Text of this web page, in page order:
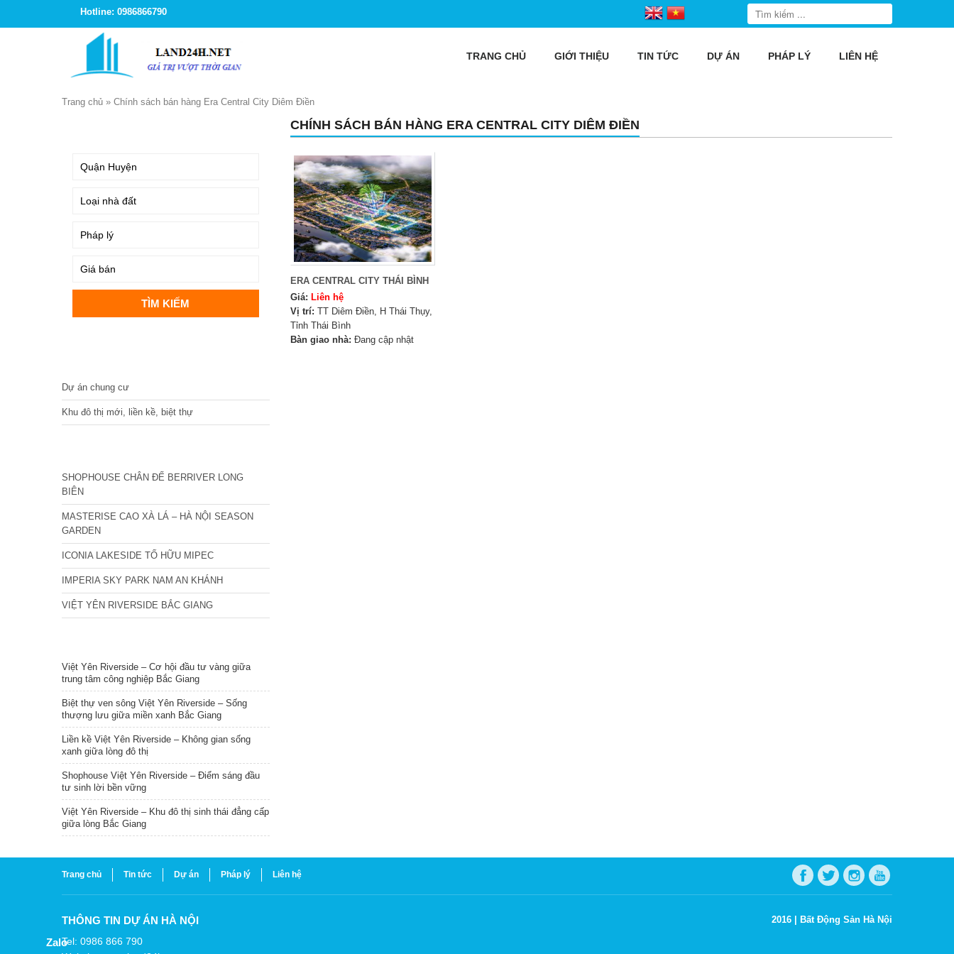
Hotline: 0986866790
TRANG CHỦ GIỚI THIỆU TIN TỨC DỰ ÁN PHÁP LÝ LIÊN HỆ
Trang chủ » Chính sách bán hàng Era Central City Diêm Điền
CHÍNH SÁCH BÁN HÀNG ERA CENTRAL CITY DIÊM ĐIỀN
ERA CENTRAL CITY THÁI BÌNH
Giá: Liên hệ
Vị trí: TT Diêm Điền, H Thái Thụy,
Tỉnh Thái Bình
Bàn giao nhà: Đang cập nhật
Dự án chung cư
Khu đô thị mới, liền kề, biệt thự
SHOPHOUSE CHÂN ĐẾ BERRIVER LONG
BIÊN
MASTERISE CAO XÀ LÁ – HÀ NỘI SEASON
GARDEN
ICONIA LAKESIDE TỐ HỮU MIPEC
IMPERIA SKY PARK NAM AN KHÁNH
VIỆT YÊN RIVERSIDE BẮC GIANG
Việt Yên Riverside – Cơ hội đầu tư vàng giữa
trung tâm công nghiệp Bắc Giang
Biệt thự ven sông Việt Yên Riverside – Sống
thượng lưu giữa miền xanh Bắc Giang
Liền kề Việt Yên Riverside – Không gian sống
xanh giữa lòng đô thị
Shophouse Việt Yên Riverside – Điểm sáng đầu
tư sinh lời bền vững
Việt Yên Riverside – Khu đô thị sinh thái đẳng cấp
giữa lòng Bắc Giang
Trang chủ Tin tức Dự án Pháp lý Liên hệ
THÔNG TIN DỰ ÁN HÀ NỘI
Tel: 0986 866 790
2016 | Bất Động Sản Hà Nội
Zalo